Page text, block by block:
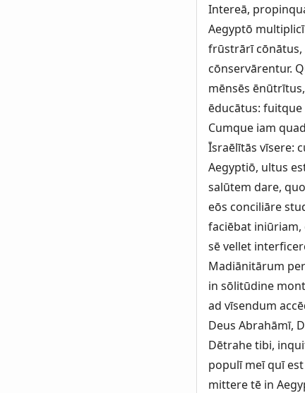
Intereā,
Aegyptō
frūstrārī cōnātus,
cōnservārentur.
mēnsēs
ēducātus:
Cumque iam
Īsraēlītās vīsere:
Aegyptiō, ultus
salūtem dare,
eōs conciliāre
faciēbat iniūriam,
sē vellet
Madiānitārum
in sōlitūdine
ad vīsendum
Deus Abrahāmī,
Dētrahe tibi,
populī meī quī
mittere tē in